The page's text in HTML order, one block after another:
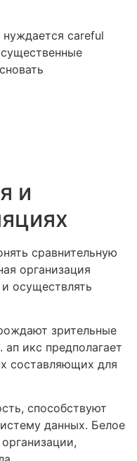
careful
и
сравнительную
организация
осуществлять
зрительные
икс предполагает
составляющих для
способствуют
данных. Белое